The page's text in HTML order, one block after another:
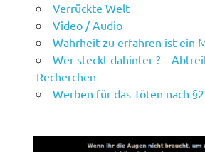
Verrückte Welt
Video / Audio
Wahrheit zu erfahren ist ein
Wer steckt dahinter ? –
Recherchen
Werben für das Töten nach